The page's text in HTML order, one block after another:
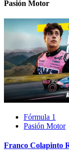
Pasión Motor
Fórmula 1
Pasión Motor
Franco Colapinto